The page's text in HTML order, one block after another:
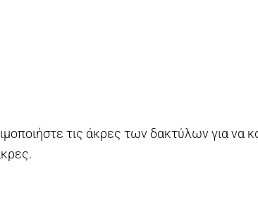
τις άκρες των δακτύλων για να